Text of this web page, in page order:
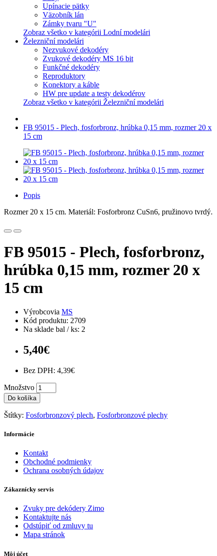
Upínacie pätky
Väzobník lán
Zámky tvaru "U"
Zobraz všetko v kategórii Lodní modelári
Železniční modelári
Nezvukové dekodéry
Zvukové dekodéry MS 16 bit
Funkčné dekodéry
Reproduktory
Konektory a káble
HW pre update a testy dekodérov
Zobraz všetko v kategórii Železniční modelári
FB 95015 - Plech, fosforbronz, hrúbka 0,15 mm, rozmer 20 x
15 cm
Popis
Rozmer 20 x 15 cm. Materiál: Fosforbronz CuSn6, pružinovo tvrdý.
FB 95015 - Plech, fosforbronz,
hrúbka 0,15 mm, rozmer 20 x
15 cm
Výrobcovia MS
Kód produktu: 2709
Na sklade bal / ks: 2
5,40€
Bez DPH: 4,39€
Množstvo
Do košíka
Štítky: Fosforbronzový plech, Fosforbronzové plechy
Informácie
Kontakt
Obchodné podmienky
Ochrana osobných údajov
Zákaznícky servis
Zvuky pre dekódery Zimo
Kontaktujte nás
Odstúpiť od zmluvy tu
Mapa stránok
Môj účet